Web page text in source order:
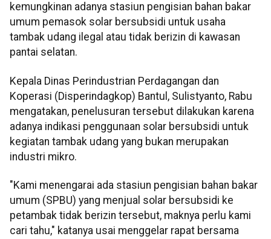
kemungkinan adanya stasiun pengisian bahan bakar
umum pemasok solar bersubsidi untuk usaha
tambak udang ilegal atau tidak berizin di kawasan
pantai selatan.
Kepala Dinas Perindustrian Perdagangan dan
Koperasi (Disperindagkop) Bantul, Sulistyanto, Rabu
mengatakan, penelusuran tersebut dilakukan karena
adanya indikasi penggunaan solar bersubsidi untuk
kegiatan tambak udang yang bukan merupakan
industri mikro.
"Kami menengarai ada stasiun pengisian bahan bakar
umum (SPBU) yang menjual solar bersubsidi ke
petambak tidak berizin tersebut, maknya perlu kami
cari tahu," katanya usai menggelar rapat bersama